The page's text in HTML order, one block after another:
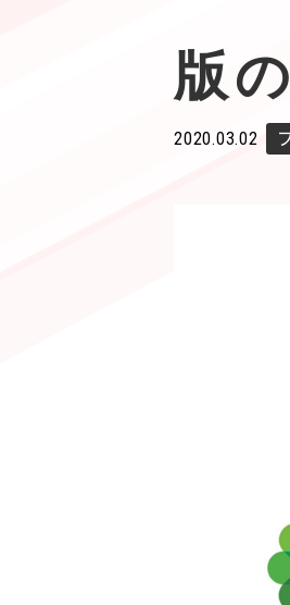
版
2020.03.02